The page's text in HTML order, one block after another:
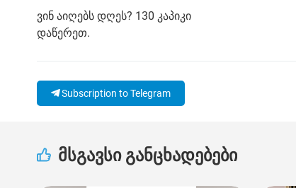
ვინ აიღებს დღეს? 130 კაპიკი
დაწერეთ.
Subscription to Telegram
მსგავსი განცხადებები